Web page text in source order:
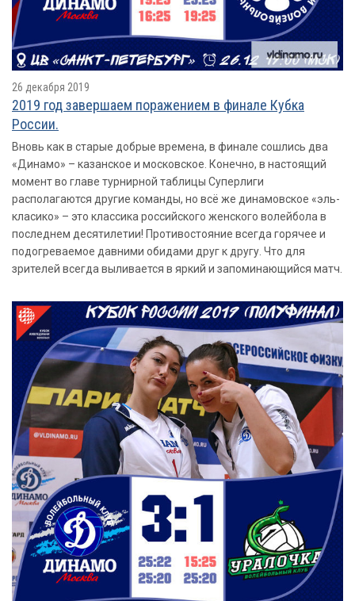
26 декабря 2019
2019 год завершаем поражением в финале Кубка
России.
Вновь как в старые добрые времена, в финале сошлись два
«Динамо» – казанское и московское. Конечно, в настоящий
момент во главе турнирной таблицы Суперлиги
располагаются другие команды, но всё же динамовское «эль-
класико» – это классика российского женского волейбола в
последнем десятилетии! Противостояние всегда горячее и
подогреваемое давними обидами друг к другу. Что для
зрителей всегда выливается в яркий и запоминающийся матч.